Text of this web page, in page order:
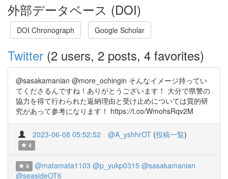
外部データベース (DOI)
DOI Chronograph Google Scholar
Twitter (2 users, 2 posts, 4 favorites)
@sasakamanian @more_ochingin そんなイメージ持ってい
てくださるんですね！ありがとうございます！ 大分で県警の
協力を得て行わられた返納理由と受け止めについては質的研
究があって参考になります！ https://t.co/WmohsRqv2M
2023-06-08 05:52:52 @A_yshhrOT (投稿一覧)
4
4 @matamata1103 @p_yukp0315 @sasakamanian
@seasideOT6